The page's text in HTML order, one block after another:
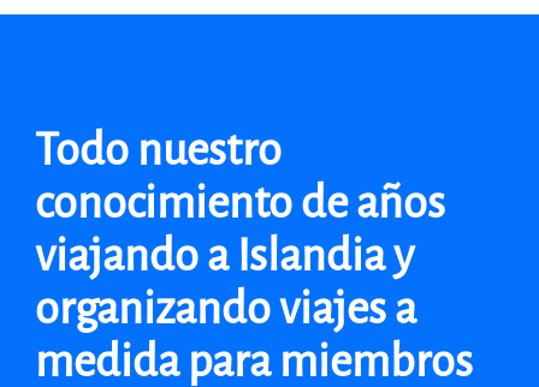
Todo nuestro
conocimiento de años
viajando a Islandia y
organizando viajes a
medida para miembros